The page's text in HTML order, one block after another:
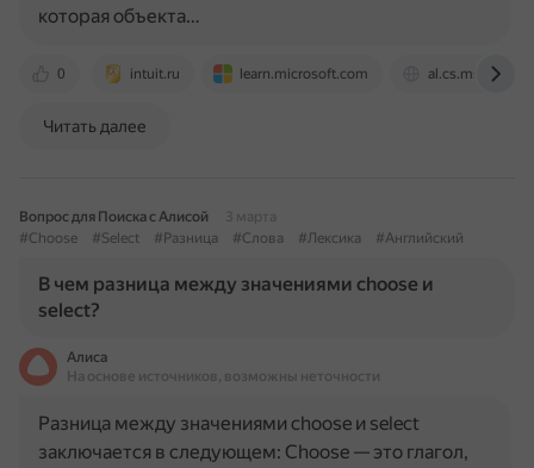
0 intuit.ru learn.microsoft.com al.cs.msu.ru
которая объекта…
Читать далее
Вопрос для Поиска с Алисой
3 марта
#Choose
#Select #Разница #Слова #Лексика #Английский
В чем разница между значениями choose и
select?
Алиса
На основе источников, возможны неточности
Разница между значениями choose и select
заключается в следующем: Choose — это глагол,